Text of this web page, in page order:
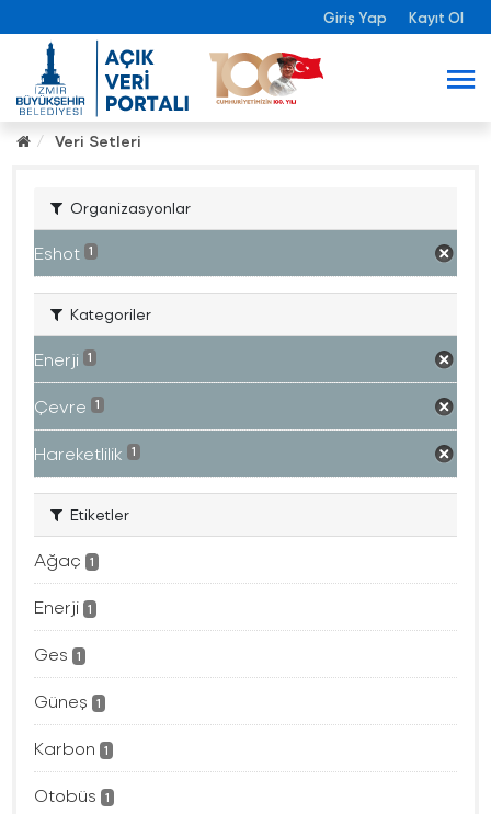
Giriş Yap Kayıt Ol
Veri Setleri
Organizasyonlar
Eshot 1
Kategoriler
Enerji 1
Çevre 1
Hareketlilik 1
Etiketler
Ağaç 1
Enerji 1
Ges 1
Güneş 1
Karbon 1
Otobüs 1